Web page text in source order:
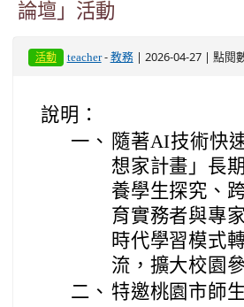
論壇」活動
活動 teacher- 教務| 2026-04-27 | 點閱
說明：
一、 隨著AI技術快
想家計畫」長
養學生探究、
育實務者與專
時代學習模式
流，擴大校園
二、 特邀桃園市師